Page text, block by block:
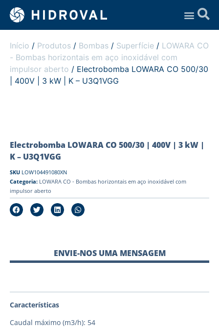
Início / Produtos / Bombas / Superfície / LOWARA CO
- Bombas horizontais em aço inoxidável com
impulsor aberto / Electrobomba LOWARA CO 500/30
| 400V | 3 kW | K – U3Q1VGG
Electrobomba LOWARA CO 500/30 | 400V | 3 kW |
K – U3Q1VGG
SKU LOW104491080XN
Categoria: LOWARA CO - Bombas horizontais em aço inoxidável com
impulsor aberto
ENVIE-NOS UMA MENSAGEM
Características
Caudal máximo (m3/h): 54